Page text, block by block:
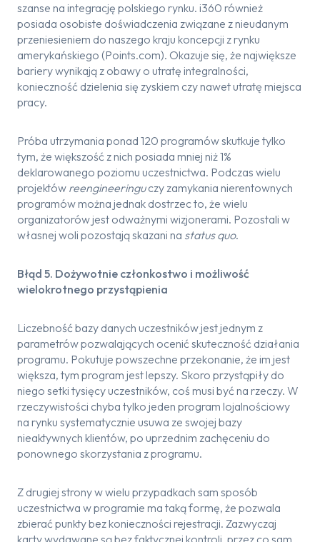
szanse na integrację polskiego rynku. i360 również
posiada osobiste doświadczenia związane z nieudanym
przeniesieniem do naszego kraju koncepcji z rynku
amerykańskiego (Points.com). Okazuje się, że największe
bariery wynikają z obawy o utratę integralności,
konieczność dzielenia się zyskiem czy nawet utratę miejsca
pracy.
Próba utrzymania ponad 120 programów skutkuje tylko
tym, że większość z nich posiada mniej niż 1%
deklarowanego poziomu uczestnictwa. Podczas wielu
projektów reengineeringuczy zamykania nierentownych
programów można jednak dostrzec to, że wielu
organizatorów jest odważnymi wizjonerami. Pozostali w
własnej woli pozostają skazani na status quo.
Błąd 5. Dożywotnie członkostwo i możliwość
wielokrotnego przystąpienia
Liczebność bazy danych uczestników jest jednym z
parametrów pozwalających ocenić skuteczność działania
programu. Pokutuje powszechne przekonanie, że im jest
większa, tym program jest lepszy. Skoro przystąpiły do
niego setki tysięcy uczestników, coś musi być na rzeczy. W
rzeczywistości chyba tylko jeden program lojalnościowy
na rynku systematycznie usuwa ze swojej bazy
nieaktywnych klientów, po uprzednim zachęceniu do
ponownego skorzystania z programu.
Z drugiej strony w wielu przypadkach sam sposób
uczestnictwa w programie ma taką formę, że pozwala
zbierać punkty bez konieczności rejestracji. Zazwyczaj
karty wydawane są bez faktycznej kontroli, przez co sam